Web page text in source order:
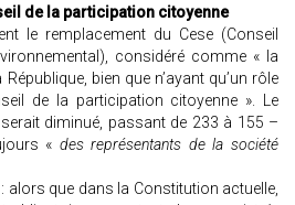
de la participation citoyenne
le remplacement du Cese (Conseil
considéré comme « la
bien que n’ayant qu’un rôle
de la participation citoyenne ». Le
diminué, passant de 233 à 155 –
« des représentants de la société
alors que dans la Constitution actuelle,